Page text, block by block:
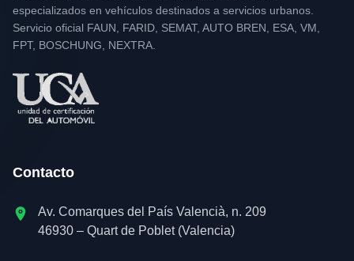
especializados en vehículos destinados a servicios urbanos.
Servicio oficial FAUN, FARID, SEMAT, AUTO BREN, ESA, VM,
FPT, BOSCHUNG, NEXTRA.
Contacto
Av. Comarques del País Valencià, n. 209
46930 – Quart de Poblet (Valencia)